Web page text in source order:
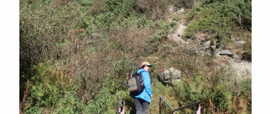
ロシアの巨人トルストイ
ロシアの文豪ツルゲーネフ
ロシアの大作家チェーホフの名作たち